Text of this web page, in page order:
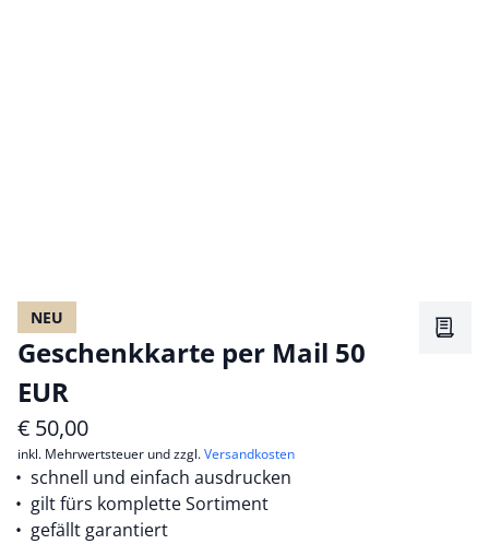
NEU
Geschenkkarte per Mail 50
EUR
€ 50,00
inkl. Mehrwertsteuer und zzgl.Versandkosten
schnell und einfach ausdrucken
gilt fürs komplette Sortiment
gefällt garantiert